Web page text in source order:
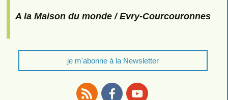
A la Maison du monde / Evry-Courcouronnes
je m'abonne à la Newsletter